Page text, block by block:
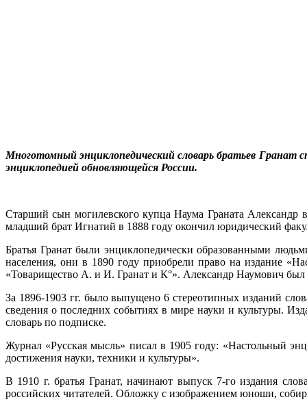
Многотомный энциклопедический словарь братьев Гранат
энциклопедией обновляющейся России.
Старший сын могилевского купца Наума Граната Александр
младший брат Игнатий в 1888 году окончил юридический
Братья Гранат были энциклопедически образованными
населения, они в 1890 году приобрели право на издание
«Товарищество А. и И. Гранат и К°». Александр Наумович
За 1896-1903 гг. было выпущено 6 стереотипных изданий
сведения о последних событиях в мире науки и культуры.
словарь по подписке.
Журнал «Русская мысль» писал в 1905 году: «Настольный
достижения науки, техники и культуры».
В 1910 г. братья Гранат, начинают выпуск 7-го издания
российских читателей. Обложку с изображением юноши,